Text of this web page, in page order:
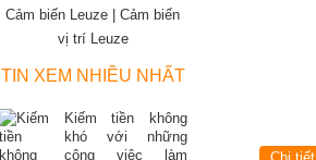
Cảm biến Leuze | Cảm biến
vị trí Leuze
TIN XEM NHIỀU NHẤT
Kiếm tiền không
khó với những
công việc làm